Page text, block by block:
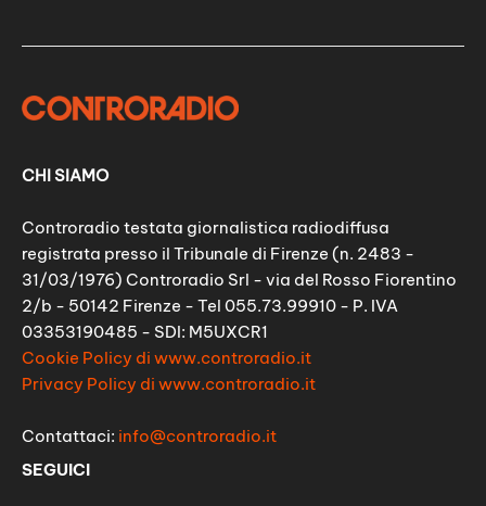
CHI SIAMO
Controradio testata giornalistica radiodiffusa
registrata presso il Tribunale di Firenze (n. 2483 -
31/03/1976) Controradio Srl - via del Rosso Fiorentino
2/b - 50142 Firenze - Tel 055.73.99910 - P. IVA
03353190485 - SDI: M5UXCR1
Cookie Policy di www.controradio.it
Privacy Policy di www.controradio.it
Contattaci: info@controradio.it
SEGUICI